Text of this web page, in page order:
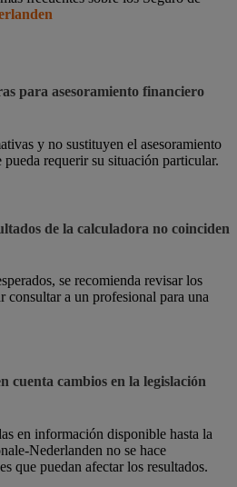
para asesoramiento financiero
y no sustituyen el asesoramiento
requerir su situación particular.
de la calculadora no coinciden
se recomienda revisar los
consultar a un profesional para una
cuenta cambios en la legislación
en información disponible hasta la
Nederlanden no se hace
que puedan afectar los resultados.